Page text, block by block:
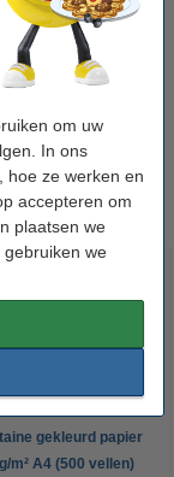
om uw
In ons
hoe ze werken en
accepteren om
plaatsen we
we
papier
gekleurd papier
m² A4 (500 vellen)